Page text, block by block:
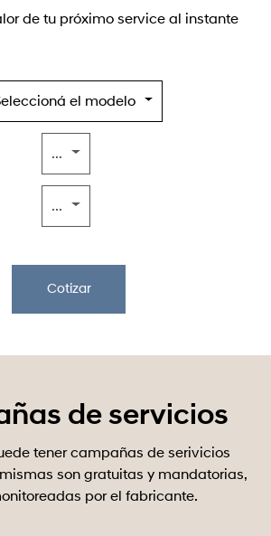
de tu próximo service al instante
el modelo
...
...
Cotizar
de servicios
tener campañas de serivicios
son gratuitas y mandatorias,
por el fabricante.